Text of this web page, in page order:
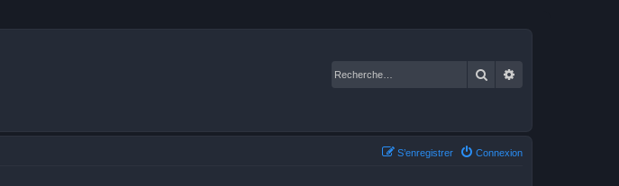
Rechercher
Connexion
S’enregistrer